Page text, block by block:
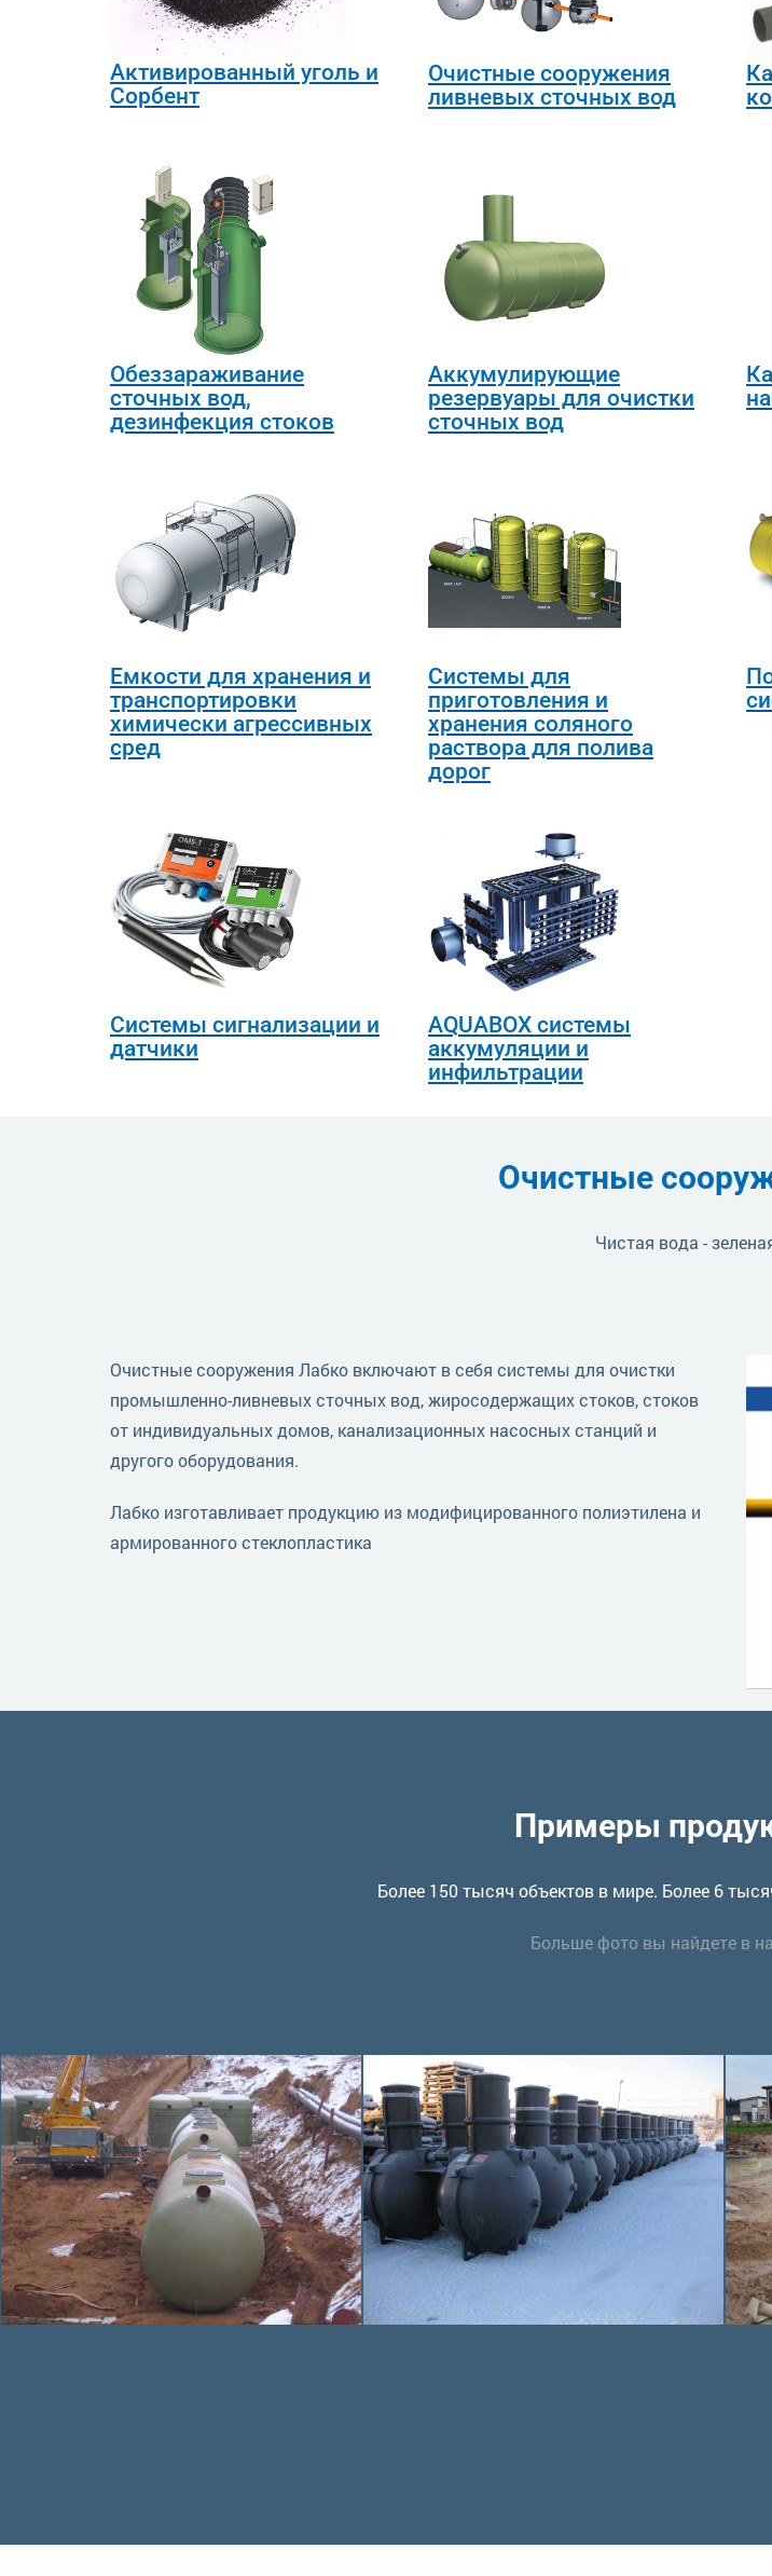
Активированный уголь и
Сорбент
Очистные сооружения
ливневых сточных вод
Обеззараживание
сточных вод,
дезинфекция стоков
Аккумулирующие
резервуары для очистки
сточных вод
Емкости для хранения и
транспортировки
химически агрессивных
сред
Системы для
приготовления и
хранения соляного
раствора для полива
дорог
Системы сигнализации и
датчики
AQUABOX системы
аккумуляции и
инфильтрации
Очистные
Чистая вода -
Очистные сооружения Лабко включают в себя системы для очистки
промышленно-ливневых сточных вод, жиросодержащих стоков, стоков
от индивидуальных домов, канализационных насосных станций и
другого оборудования.
Лабко изготавливает продукцию из модифицированного полиэтилена и
армированного стеклопластика
Примеры
Более 150 тысяч объектов в мире. Более 6
Больше фото вы найдете в